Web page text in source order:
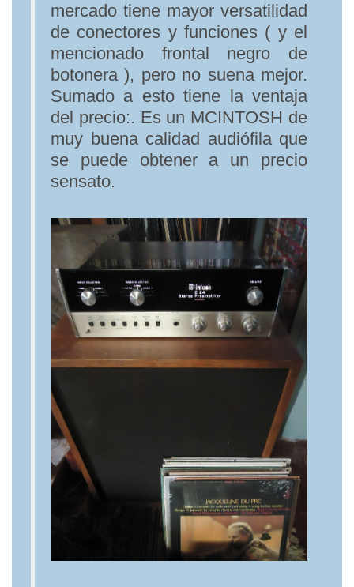
mercado tiene mayor versatilidad
de conectores y funciones ( y el
mencionado frontal negro de
botonera ), pero no suena mejor.
Sumado a esto tiene la ventaja
del precio:. Es un MCINTOSH de
muy buena calidad audiófila que
se puede obtener a un precio
sensato.